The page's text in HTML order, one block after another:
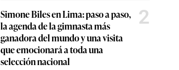
Simone Biles en Lima: paso a paso,
la agenda de la gimnasta más
ganadora del mundo y una visita
que emocionará a toda una
selección nacional
2